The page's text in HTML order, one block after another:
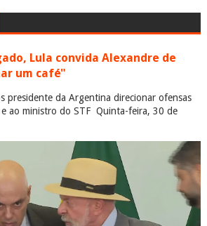
Lula convida Alexandre de
um café"
presidente da Argentina direcionar ofensas
ao ministro do STF Quinta-feira, 30 de